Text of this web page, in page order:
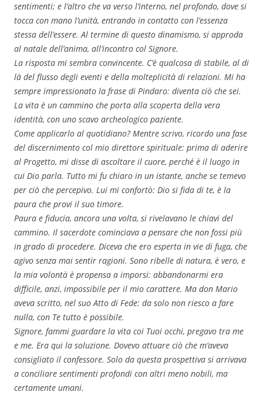
sentimenti; e l’altro che va verso l’interno, nel profondo, dove si
tocca con mano l’unità, entrando in contatto con l’essenza
stessa dell’essere. Al termine di questo dinamismo, si approda
al natale dell’anima, all’incontro col Signore.
La risposta mi sembra convincente. C’è qualcosa di stabile, al di
là del flusso degli eventi e della molteplicità di relazioni. Mi ha
sempre impressionato la frase di Pindaro: diventa ciò che sei.
La vita è un cammino che porta alla scoperta della vera
identità, con uno scavo archeologico paziente.
Come applicarlo al quotidiano? Mentre scrivo, ricordo una fase
del discernimento col mio direttore spirituale: prima di aderire
al Progetto, mi disse di ascoltare il cuore, perché è il luogo in
cui Dio parla. Tutto mi fu chiaro in un istante, anche se temevo
per ciò che percepivo. Lui mi confortò: Dio si fida di te, è la
paura che provi il suo timore.
Paura e fiducia, ancora una volta, si rivelavano le chiavi del
cammino. Il sacerdote cominciava a pensare che non fossi più
in grado di procedere. Diceva che ero esperta in vie di fuga, che
agivo senza mai sentir ragioni. Sono ribelle di natura, è vero, e
la mia volontà è propensa a imporsi: abbandonarmi era
difficile, anzi, impossibile per il mio carattere. Ma don Mario
aveva scritto, nel suo Atto di Fede: da solo non riesco a fare
nulla, con Te tutto è possibile.
Signore, fammi guardare la vita coi Tuoi occhi, pregavo tra me
e me. Era qui la soluzione. Dovevo attuare ciò che m’aveva
consigliato il confessore. Solo da questa prospettiva si arrivava
a conciliare sentimenti profondi con altri meno nobili, ma
certamente umani.